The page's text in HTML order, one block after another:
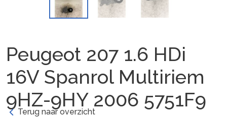
Peugeot 207 1.6 HDi
16V Spanrol Multiriem
9HZ-9HY 2006 5751F9
Terug naar overzicht